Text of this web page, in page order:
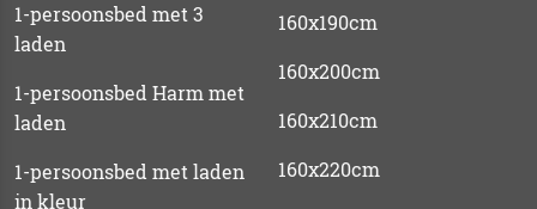
1-persoonsbed met 3
laden
1-persoonsbed Harm met
laden
1-persoonsbed met laden
in kleur
160x190cm
160x200cm
160x210cm
160x220cm